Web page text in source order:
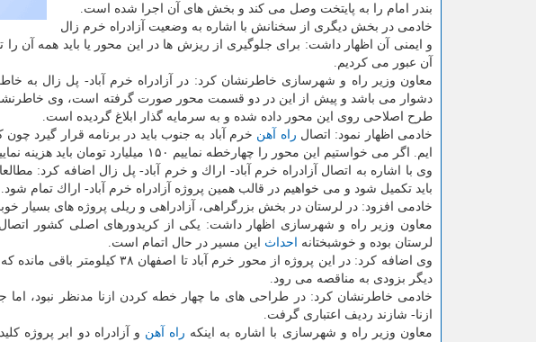
بندر امام را به پایتخت وصل می كند و بخش های آن اجرا شده است.
خادمی در بخش دیگری از سخنانش با اشاره به وضعیت آزادراه خرم زال
و ایمنی آن اظهار داشت: برای جلوگیری از ریزش ها در این محور یا باید همه آن را
آن عبور می كردیم.
معاون وزیر راه و شهرسازی خاطرنشان كرد: در آزادراه خرم آباد- پل زال به
دشوار می باشد و پیش از این در دو قسمت محور صورت گرفته است، وی
طرح اصلاحی روی این محور داده شده و به سرمایه گذار ابلاغ گردیده است.
خادمی اظهار نمود: اتصال راه آهن خرم آباد به جنوب باید در برنامه قرار گیرد
ایم. اگر می خواستیم این محور را چهارخطه نماییم ۱۵۰ میلیارد تومان باید هزینه نماییم تا
وی با اشاره به اتصال آزادراه خرم آباد- اراك و خرم آباد- پل زال اضافه كرد:
باید تكمیل شود و می خواهیم در قالب همین پروژه آزادراه خرم آباد- اراك تمام شود.
خادمی افزود: در لرستان در بخش بزرگراهی، آزادراهی و ریلی پروژه های بسیار
معاون وزیر راه و شهرسازی اظهار داشت: یكی از كریدورهای اصلی كشور
لرستان بوده و خوشبختانه احداث این مسیر در حال اتمام است.
دیگر بزودی به مناقصه می رود.
خادمی خاطرنشان كرد: در طراحی های ما چهار خطه كردن ازنا مدنظر نبود،
ازنا- شازند ردیف اعتباری گرفت.
معاون وزیر راه و شهرسازی با اشاره به اینكه راه آهن